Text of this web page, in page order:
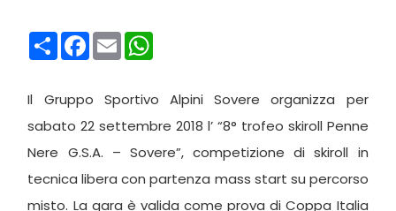
CondividiFacebook
Email
Il Gruppo Sportivo Alpini Sovere organizza per
sabato 22 settembre 2018 l’ “8° trofeo skiroll Penne
Nere G.S.A. – Sovere”, competizione di skiroll in
tecnica libera con partenza mass start su percorso
misto. La gara è valida come prova di Coppa Italia